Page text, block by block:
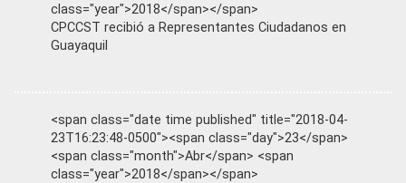
class="year">2018</span></span>
CPCCST recibió a Representantes Ciudadanos en
Guayaquil
<span class="date time published" title="2018-04-
23T16:23:48-0500"><span class="day">23</span>
<span class="month">Abr</span> <span
class="year">2018</span></span>